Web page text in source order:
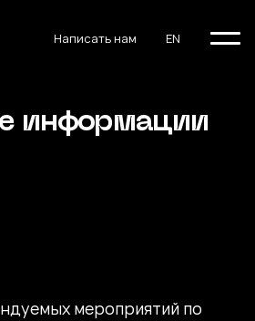
Написать нам EN
информации
мероприятий по